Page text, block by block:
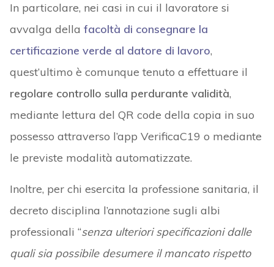
In particolare, nei casi in cui il lavoratore si
avvalga della facoltà di consegnare la
certificazione verde al datore di lavoro,
quest’ultimo è comunque tenuto a effettuare il
regolare controllo sulla perdurante validità,
mediante lettura del QR code della copia in suo
possesso attraverso l’app VerificaC19 o mediante
le previste modalità automatizzate.
Inoltre, per chi esercita la professione sanitaria, il
decreto disciplina l’annotazione sugli albi
professionali “senza ulteriori specificazioni dalle
quali sia possibile desumere il mancato rispetto